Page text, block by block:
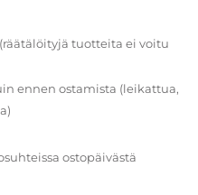
tuotteita ei voitu
ennen ostamista (leikattua,
ostopäivästä